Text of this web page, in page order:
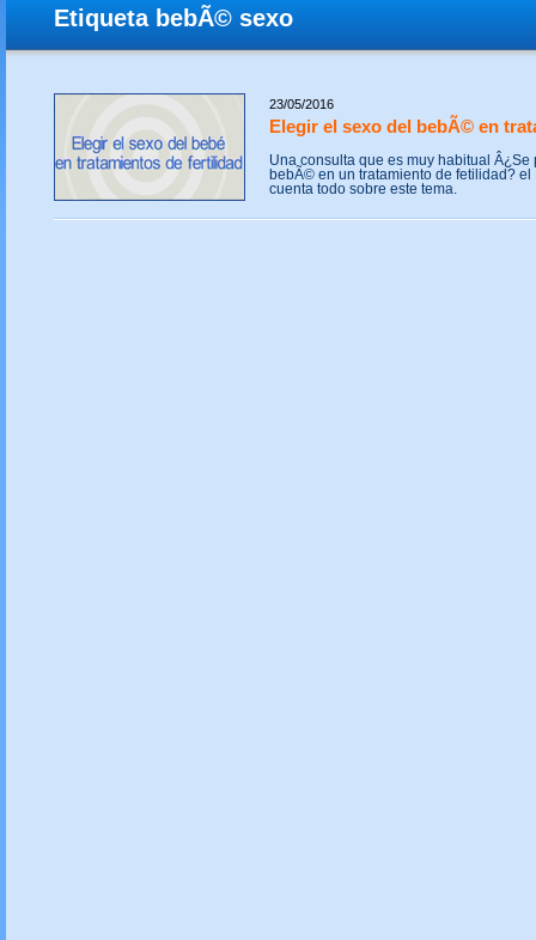
Etiqueta bebÃ© sexo
23/05/2016
Elegir el sexo del bebÃ© en
Una consulta que es muy habitual
bebÃ© en un tratamiento de fetilidad? el
cuenta todo sobre este tema.